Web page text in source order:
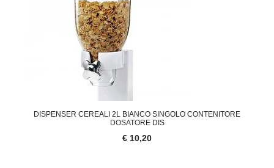
DISPENSER CEREALI 2L BIANCO SINGOLO CONTENITORE
DOSATORE DIS
€ 10,20